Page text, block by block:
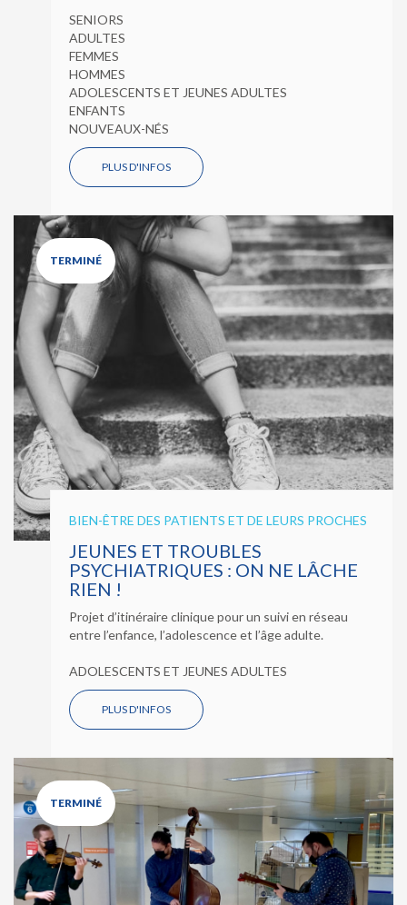
SENIORS
ADULTES
FEMMES
HOMMES
ADOLESCENTS ET JEUNES ADULTES
ENFANTS
NOUVEAUX-NÉS
PLUS D'INFOS
TERMINÉ
BIEN-ÊTRE DES PATIENTS ET DE LEURS PROCHES
JEUNES ET TROUBLES
PSYCHIATRIQUES : ON NE LÂCHE
RIEN !
Projet d’itinéraire clinique pour un suivi en réseau
entre l’enfance, l’adolescence et l’âge adulte.
ADOLESCENTS ET JEUNES ADULTES
PLUS D'INFOS
TERMINÉ